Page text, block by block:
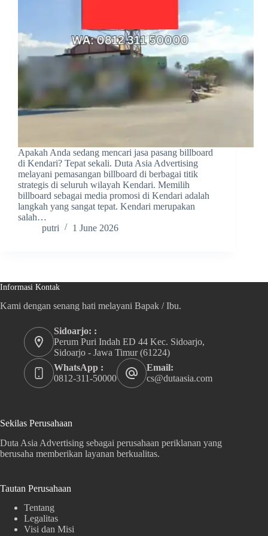
Apakah Anda sedang mencari jasa pasang billboard
di Kendari? Tepat sekali. Duta Asia Advertising
melayani pemasangan billboard di berbagai titik
strategis di seluruh wilayah Kendari. Memilih
billboard sebagai media promosi di Kendari adalah
langkah yang sangat tepat. Kendari merupakan
salah…
putri
1 June 2026
Informasi Kontak
Kami dengan senang hati melayani Bapak / Ibu.
Sidoarjo: :
Perum Puri Indah ED 44 Kec. Sidoarjo,
Sidoarjo - Jawa Timur (61224)
WhatsApp :
0812-311-50000
Email:
cs@dutaasia.com
Sekilas Perusahaan
Duta Asia Advertising sebagai perusahaan periklanan yang
berusaha memberikan layanan berkualitas.
Tautan Perusahaan
Tentang
Legalitas
Visi dan Misi